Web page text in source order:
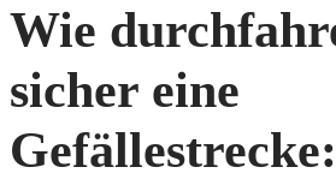
Wie
sicher eine